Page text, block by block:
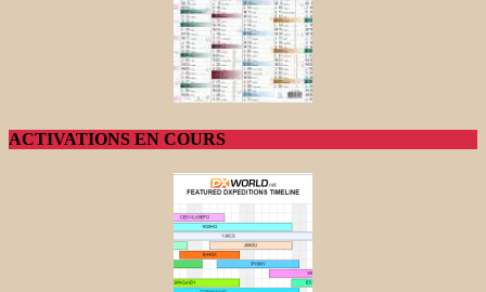
ACTIVATIONS EN COURS